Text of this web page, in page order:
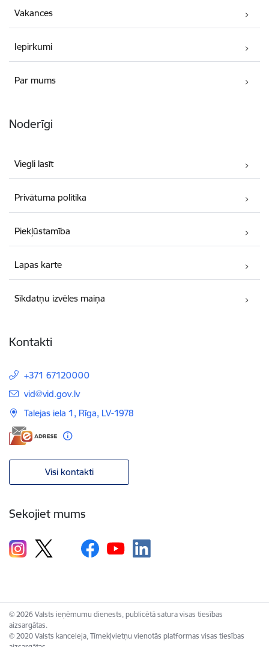
Vakances
Iepirkumi
Par mums
Noderīgi
Viegli lasīt
Privātuma politika
Piekļūstamība
Lapas karte
Sīkdatņu izvēles maiņa
Kontakti
+371 67120000
E-pasts:
vid@vid.gov.lv
Talejas iela 1, Rīga, LV-1978
Visi kontakti
Sekojiet mums
© 2026 Valsts ieņēmumu dienests, publicētā satura visas tiesības
aizsargātas.
© 2020 Valsts kanceleja, Tīmekļvietņu vienotās platformas visas tiesības